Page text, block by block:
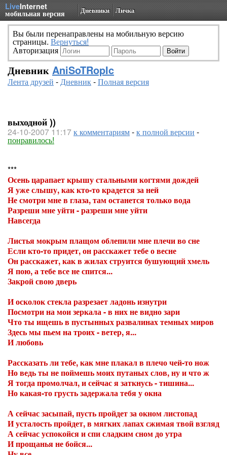
LiveInternet
мобильная версия Дневники Личка
Вы были перенаправлены на мобильную версию
страницы. Вернуться!
Авторизация
Дневник AniSoTRopIc
Лента друзей -Дневник-Полная версия
выходной ))
24-10-2007 11:17к комментариям-к полной версии -
понравилось!
***
Осень царапает крышу стальными когтями дождей
Я уже слышу, как кто-то крадется за ней
Не смотри мне в глаза, там останется только вода
Разреши мне уйти - разреши мне уйти
Навсегда
Листья мокрым плащом облепили мне плечи во сне
Если кто-то придет, он расскажет тебе о весне
Он расскажет, как в жилах струится бушующий хмель
Я пою, а тебе все не спится...
Закрой свою дверь
И осколок стекла разрезает ладонь изнутри
Посмотри на мои зеркала - в них не видно зари
Что ты ищешь в пустынных развалинах темных миров
Здесь мы пьем на троих - ветер, я...
И любовь
Рассказать ли тебе, как мне плакал в плечо чей-то нож
Но ведь ты не поймешь моих путаных слов, ну и что ж
Я тогда промолчал, и сейчас я заткнусь - тишина...
Но какая-то грусть задержала тебя у окна
А сейчас засыпай, пусть пройдет за окном листопад
И усталость пройдет, в мягких лапах сжимая твой взгляд
А сейчас успокойся и спи сладким сном до утра
И прощанья не бойся...